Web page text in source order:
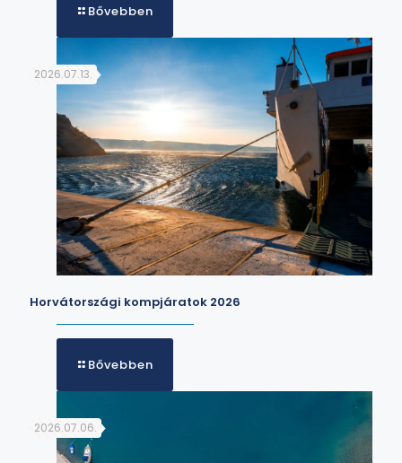
Bővebben
2026.07.13.
Horvátországi kompjáratok 2026
Bővebben
2026.07.06.